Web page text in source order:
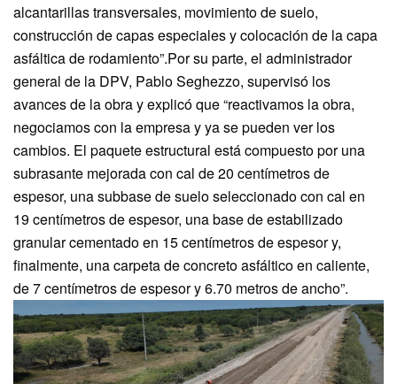
alcantarillas transversales, movimiento de suelo,
construcción de capas especiales y colocación de la capa
asfáltica de rodamiento”.Por su parte, el administrador
general de la DPV, Pablo Seghezzo, supervisó los
avances de la obra y explicó que “reactivamos la obra,
negociamos con la empresa y ya se pueden ver los
cambios. El paquete estructural está compuesto por una
subrasante mejorada con cal de 20 centímetros de
espesor, una subbase de suelo seleccionado con cal en
19 centímetros de espesor, una base de estabilizado
granular cementado en 15 centímetros de espesor y,
finalmente, una carpeta de concreto asfáltico en caliente,
de 7 centímetros de espesor y 6.70 metros de ancho”.